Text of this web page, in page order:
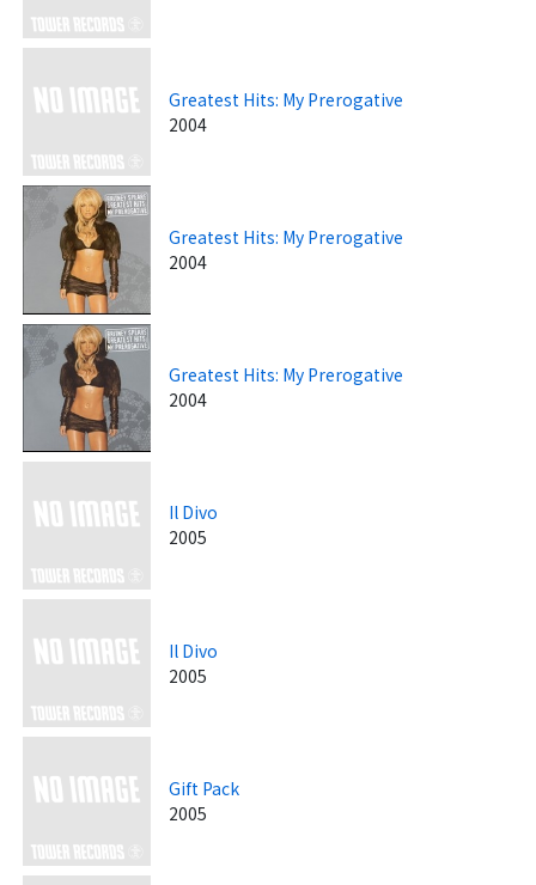
Greatest Hits: My Prerogative
2004
Greatest Hits: My Prerogative
2004
Greatest Hits: My Prerogative
2004
Il Divo
2005
Il Divo
2005
Gift Pack
2005